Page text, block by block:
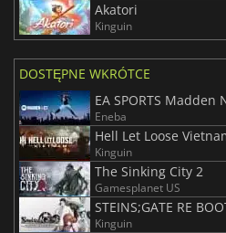
Akatori
Kinguin
DOSTĘPNE WKRÓTCE
EA SPORTS Madden
Eneba
Hell Let Loose
Kinguin
The Sinking City 2
Gamesplanet US
STEINS;GATE RE
Kinguin